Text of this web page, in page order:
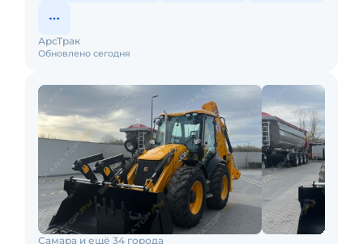
Обновлено сегодня
АрсТрак
Самара и ещё 34 города